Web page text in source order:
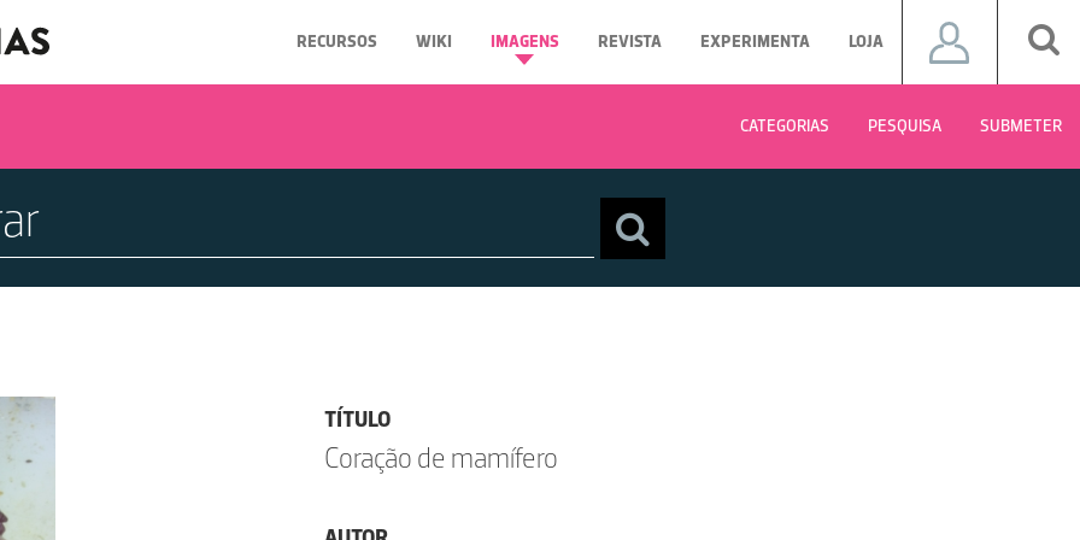
RECURSOS WIKI IMAGENS REVISTA EXPERIMENTA LOJA
CATEGORIAS PESQUISA SUBMETER
TÍTULO
Coração de mamífero